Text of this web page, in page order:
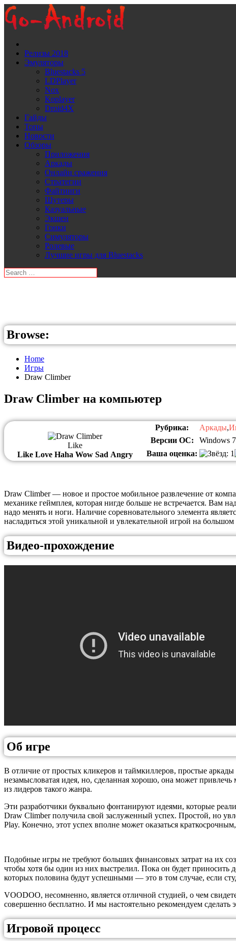
Релизы 2018
Эмуляторы
Bluestacks 5
LDPlayer
Noх
Koplayer
Droid4X
Гайды
Топы
Новости
Обзоры
Приложения
Аркады
Онлайн сражения
Стратегии
Файтинги
Шутеры
Казуальные
Экшен
Гонки
Симуляторы
Ролевые
Лучшие игры для Bluestacks
Browse:
Home
Игры
Draw Climber
Draw Climber на компьютер
Like
Like Love Haha Wow Sad Angry
Рубрика: Аркады,
Версии ОС:
Windows
Ваша оценка:
Draw Climber — новое и простое мобильное развлечение от
механике геймплея, которая нигде больше не встречается. Вам
надо менять и ноги. Наличие соревновательного элемента
насладиться этой уникальной и увлекательной игрой на
Видео-прохождение
Об игре
В отличие от простых кликеров и таймкиллеров, простые
незамысловатая идея, но, сделанная хорошо, она может
из лидеров такого жанра.
Эти разработчики буквально фонтанируют идеями, которые
Draw Climber получила свой заслуженный успех. Простой, но
Play. Конечно, этот успех вполне может оказаться
Подобные игры не требуют больших финансовых затрат на их
чтобы хотя бы один из них выстрелил. Пока он будет приносить
которых половина будут успешными — это в том случае, если
VOODOO, несомненно, является отличной студией, о чем
совершенно бесплатно. И мы настоятельно рекомендуем сделать
Игровой процесс